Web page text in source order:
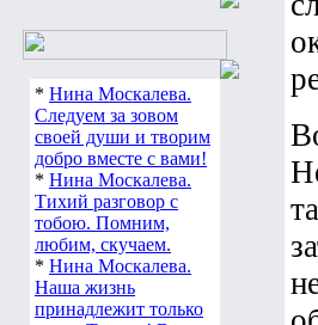
* Нина Москалева.
Следуем за зовом
своей души и творим
добро вместе с вами!
* Нина Москалева.
Тихий разговор с
тобою. Помним,
любим, скучаем.
* Нина Москалева.
Наша жизнь
принадлежит только